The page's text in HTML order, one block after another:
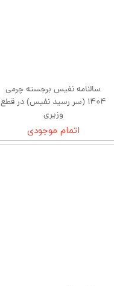
سالنامه نفیس برجسته چرمی
1404 (سر رسید نفیس) در قطع
وزیری
اتمام موجودی